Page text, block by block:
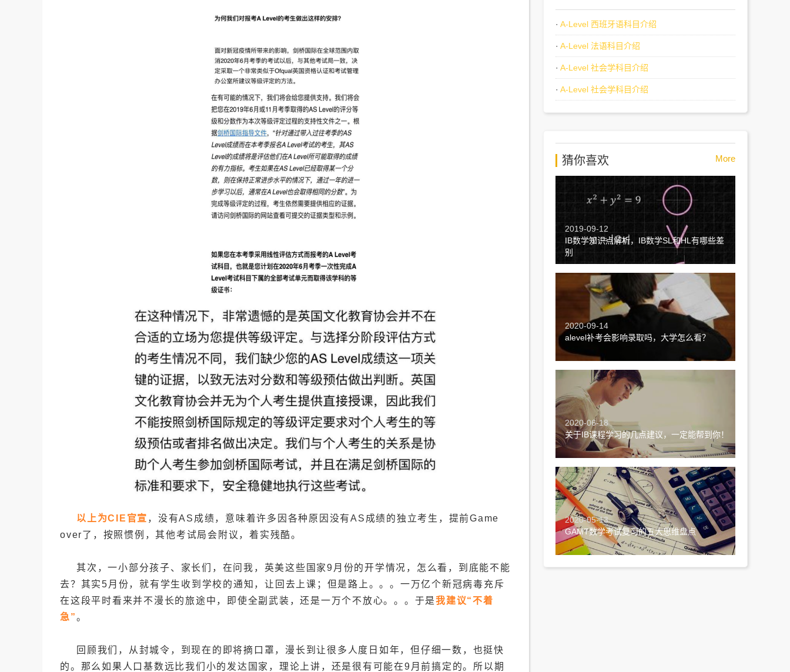
以上为CIE官宣 ，没有AS成绩，意味着许多因各种原因没有AS成绩的独立考生，提前Game
over了，按照惯例，其他考试局会附议，着实残酷。
其次，一小部分孩子、家长们，在问我，英美这些国家9月份的开学情况，怎么看，到底能不能
去？其实5月份，就有学生收到学校的通知，让回去上课；但是路上。。。一万亿个新冠病毒充斥
在这段平时看来并不漫长的旅途中，即使全副武装，还是一万个不放心。。。于是我建议“不着
急”。
回顾我们，从封城令，到现在的即将摘口罩，漫长到让很多人度日如年，但仔细一数，也挺快
的。那么如果人口基数远比我们小的发达国家，理论上讲，还是很有可能在9月前搞定的。所以期
· A-Level 西班牙语科目介绍
· A-Level 法语科目介绍
· A-Level 社会学科目介绍
· A-Level 社会学科目介绍
猜你喜欢 More
2019-09-12
IB数学知识点解析，IB数学SL和HL有哪些差
别
2020-09-14
alevel补考会影响录取吗，大学怎么看？
2020-06-18
关于IB课程学习的几点建议，一定能帮到你！
2020-05-13
GAMT数学考试复习的五大思维盘点